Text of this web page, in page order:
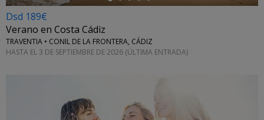
Dsd 189€
Verano en Costa Cádiz
TRAVENTIA • CONIL DE LA FRONTERA, CÁDIZ
HASTA EL 3 DE SEPTIEMBRE DE 2026 (ÚLTIMA ENTRADA)